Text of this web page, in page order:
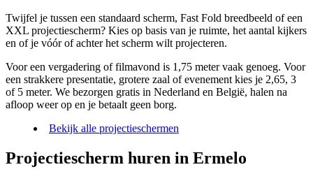
Twijfel je tussen een standaard scherm, Fast Fold breedbeeld of een
XXL projectiescherm? Kies op basis van je ruimte, het aantal kijkers
en of je vóór of achter het scherm wilt projecteren.
Voor een vergadering of filmavond is 1,75 meter vaak genoeg. Voor
een strakkere presentatie, grotere zaal of evenement kies je 2,65, 3
of 5 meter. We bezorgen gratis in Nederland en België, halen na
afloop weer op en je betaalt geen borg.
Bekijk alle projectieschermen
Projectiescherm huren in Ermelo